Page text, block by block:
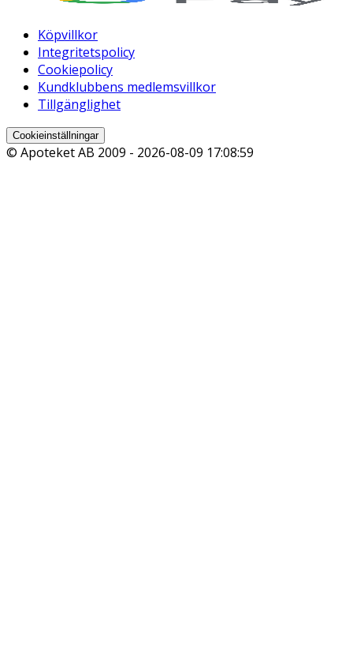
Köpvillkor
Integritetspolicy
Cookiepolicy
Kundklubbens medlemsvillkor
Tillgänglighet
Cookieinställningar
© Apoteket AB 2009 - 2026-08-09 17:08:59